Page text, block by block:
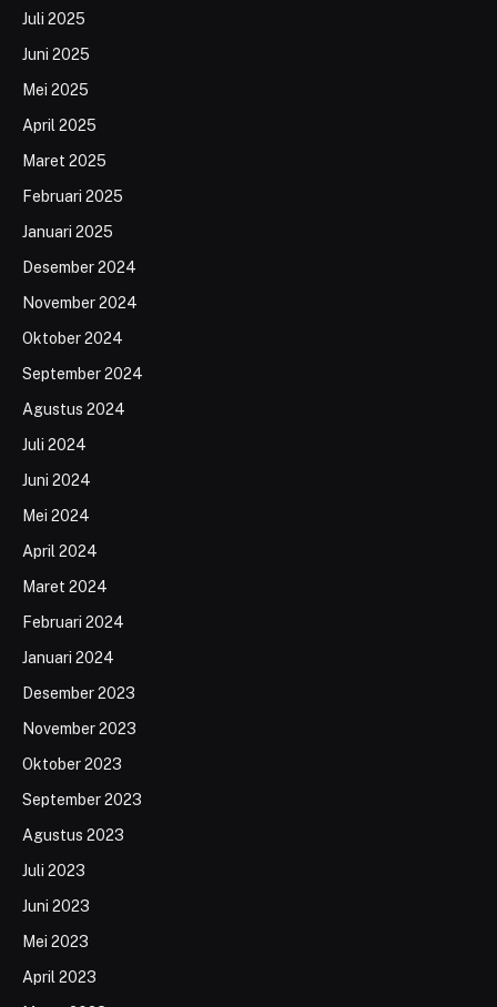
Juli 2025
Juni 2025
Mei 2025
April 2025
Maret 2025
Februari 2025
Januari 2025
Desember 2024
November 2024
Oktober 2024
September 2024
Agustus 2024
Juli 2024
Juni 2024
Mei 2024
April 2024
Maret 2024
Februari 2024
Januari 2024
Desember 2023
November 2023
Oktober 2023
September 2023
Agustus 2023
Juli 2023
Juni 2023
Mei 2023
April 2023